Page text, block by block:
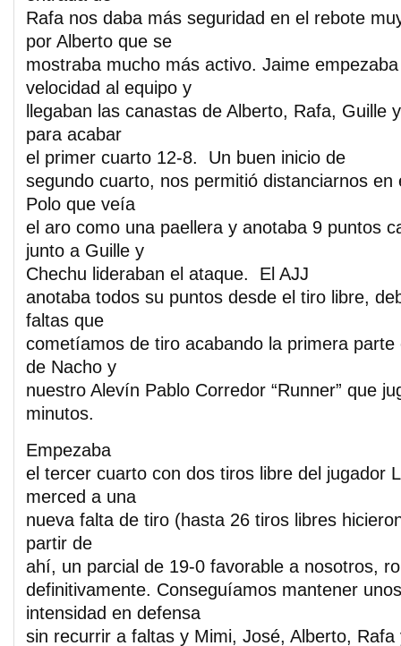
Rafa nos daba más seguridad en el rebote
por Alberto que se
mostraba mucho más activo. Jaime
velocidad al equipo y
llegaban las canastas de Alberto, Rafa, Guille
para acabar
el primer cuarto 12-8. Un buen inicio de
segundo cuarto, nos permitió distanciarnos en
Polo que veía
el aro como una paellera y anotaba 9 puntos
junto a Guille y
Chechu lideraban el ataque. El AJJ
anotaba todos su puntos desde el tiro libre,
faltas que
cometíamos de tiro acabando la primera
de Nacho y
nuestro Alevín Pablo Corredor “Runner” que
minutos.
Empezaba
el tercer cuarto con dos tiros libre del jugador
merced a una
nueva falta de tiro (hasta 26 tiros libres
partir de
ahí, un parcial de 19-0 favorable a nosotros,
definitivamente. Conseguíamos mantener
intensidad en defensa
sin recurrir a faltas y Mimi, José, Alberto,